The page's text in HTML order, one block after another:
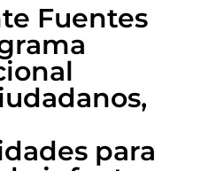
Fuentes
para